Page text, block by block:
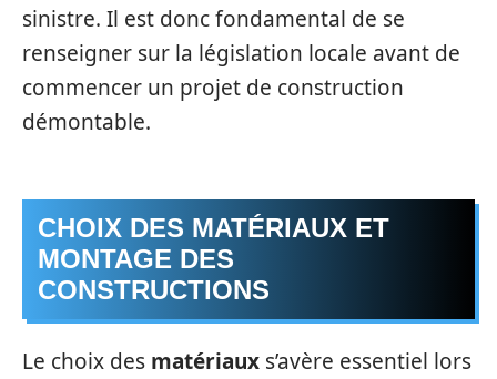
sinistre. Il est donc fondamental de se
renseigner sur la législation locale avant de
commencer un projet de construction
démontable.
CHOIX DES MATÉRIAUX ET
MONTAGE DES
CONSTRUCTIONS
Le choix des matériaux s’avère essentiel lors